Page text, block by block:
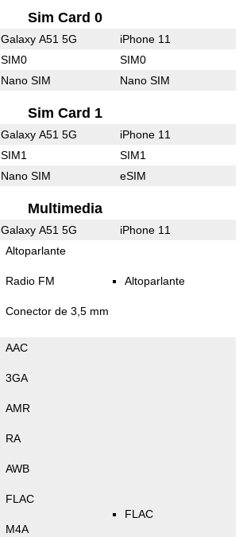
Sim Card 0
Galaxy A51 5G iPhone 11
SIM0 SIM0
Nano SIM Nano SIM
Sim Card 1
Galaxy A51 5G iPhone 11
SIM1 SIM1
Nano SIM eSIM
Multimedia
Galaxy A51 5G iPhone 11
Altoparlante
Radio FM
Conector de 3,5 mm
Altoparlante
AAC
3GA
AMR
RA
AWB
FLAC
M4A
FLAC